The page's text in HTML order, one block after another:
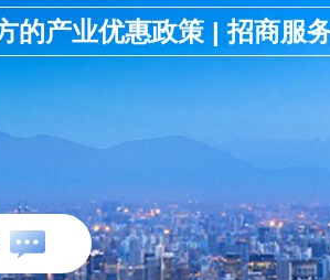
的产业优惠政策 | 招商服